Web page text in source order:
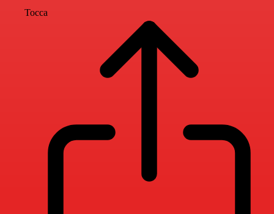
Tocca